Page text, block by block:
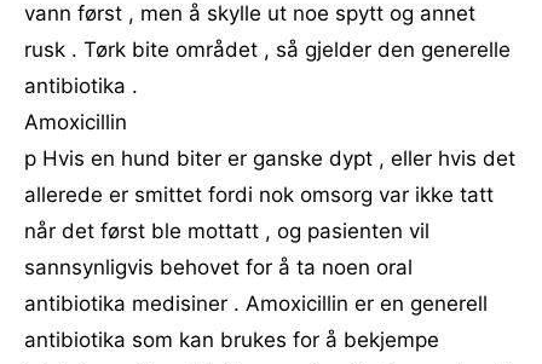
vann først , men å skylle ut noe spytt og annet
rusk . Tørk bite området , så gjelder den generelle
antibiotika .
Amoxicillin
p Hvis en hund biter er ganske dypt , eller hvis det
allerede er smittet fordi nok omsorg var ikke tatt
når det først ble mottatt , og pasienten vil
sannsynligvis behovet for å ta noen oral
antibiotika medisiner . Amoxicillin er en generell
antibiotika som kan brukes for å bekjempe